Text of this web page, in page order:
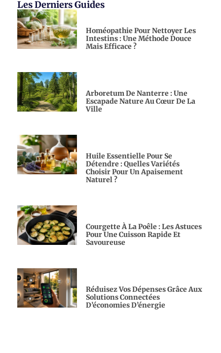
Les Derniers Guides
Homéopathie Pour Nettoyer Les
Intestins : Une Méthode Douce
Mais Efficace ?
Arboretum De Nanterre : Une
Escapade Nature Au Cœur De La
Ville
Huile Essentielle Pour Se
Détendre : Quelles Variétés
Choisir Pour Un Apaisement
Naturel ?
Courgette À La Poêle : Les Astuces
Pour Une Cuisson Rapide Et
Savoureuse
Réduisez Vos Dépenses Grâce Aux
Solutions Connectées
D’économies D’énergie